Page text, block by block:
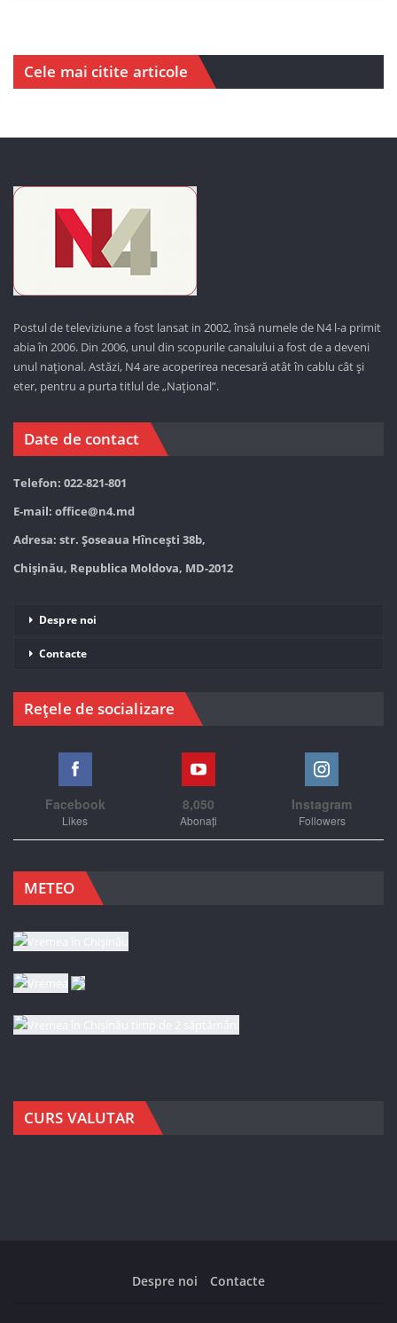
Cele mai citite articole
Postul de televiziune a fost lansat in 2002, însă numele de N4 l-a primit
abia în 2006. Din 2006, unul din scopurile canalului a fost de a deveni
unul național. Astăzi, N4 are acoperirea necesară atât în cablu cât și
eter, pentru a purta titlul de „Național”.
Date de contact
Telefon: 022-821-801
E-mail: office@n4.md
Adresa: str. Șoseaua Hînceşti 38b,
Chișinău, Republica Moldova, MD-2012
Despre noi
Contacte
Rețele de socializare
Facebook
Likes
8,050
Abonați
Instagram
Followers
METEO
CURS VALUTAR
Despre noi Contacte